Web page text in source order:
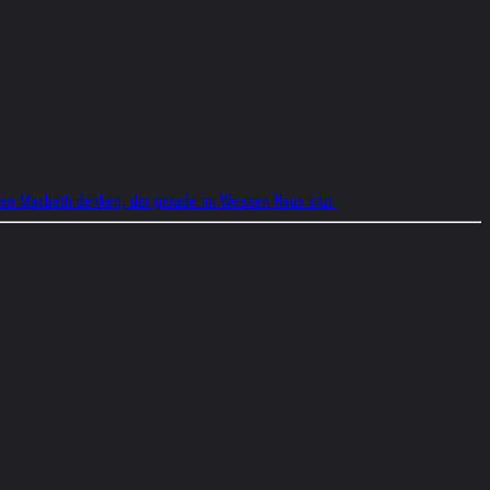
Macbeth denken, der gerade im Weissen Haus sitzt.